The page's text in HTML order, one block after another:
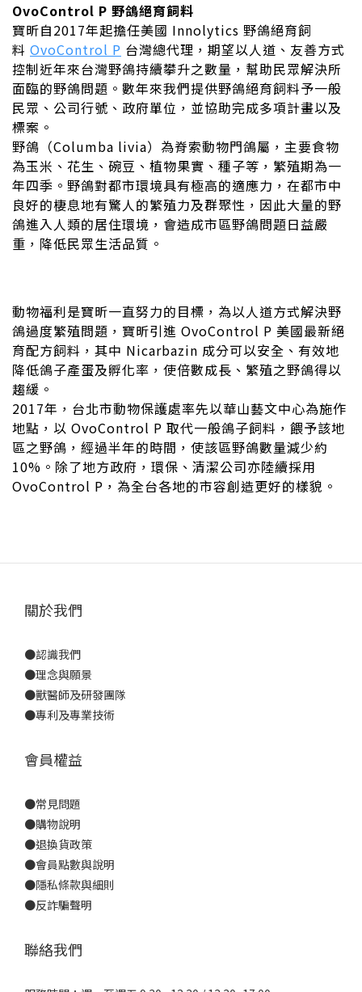
OvoControl P 野鴿絕育飼料
寶昕自2017年起擔任美國 Innolytics 野鴿絕育飼
料 OvoControl P 台灣總代理，期望以人道、友善方式
控制近年來台灣野鴿持續攀升之數量，幫助民眾解決所
面臨的野鴿問題。數年來我們提供野鴿絕育飼料予一般
民眾、公司行號、政府單位，並協助完成多項計畫以及
標案。
野鴿（Columba livia）為脊索動物門鴿屬，主要食物
為玉米、花生、碗豆、植物果實、種子等，繁殖期為一
年四季。野鴿對都市環境具有極高的適應力，在都市中
良好的棲息地有驚人的繁殖力及群聚性，因此大量的野
鴿進入人類的居住環境，會造成市區野鴿問題日益嚴
重，降低民眾生活品質。
動物福利是寶昕一直努力的目標，為以人道方式解決野
鴿過度繁殖問題，寶昕引進 OvoControl P 美國最新絕
育配方飼料，其中 Nicarbazin 成分可以安全、有效地
降低鴿子產蛋及孵化率，使倍數成長、繁殖之野鴿得以
趨緩。
2017年，台北市動物保護處率先以華山藝文中心為施作
地點，以 OvoControl P 取代一般鴿子飼料，餵予該地
區之野鴿，經過半年的時間，使該區野鴿數量減少約
10%。除了地方政府，環保、清潔公司亦陸續採用
OvoControl P，為全台各地的市容創造更好的樣貌。
關於我們
●認識我們
●理念與願景
●獸醫師及研發團隊
●專利及專業技術
會員權益
●常見問題
●購物說明
●退換貨政策
●會員點數與說明
●隱私條款與細則
●反詐騙聲明
聯絡我們